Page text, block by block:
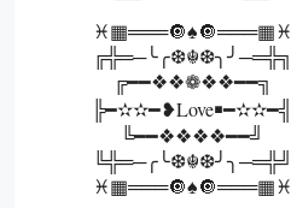
♓▦═══🔘♠️🔘═══▦♓
╔╬═─╰╭❆☬❆╮╯─═╬╗
╔━━❖❖❁❖❖━━╗
╠━✫✫━❥Love￭━✫✫━╣
╚━━❖❖❖❖━━╝
╚╬═─╭╰❆☬❆╯╮─═╬╝
♓▦═══🔘♠️🔘═══▦♓